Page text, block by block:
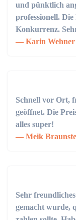
und pünktlich
professionell.
Konkurrenz.
Karin Wehner
Schnell vor Ort,
geöffnet. Die
alles super!
Meik
Sehr
gemacht wurde,